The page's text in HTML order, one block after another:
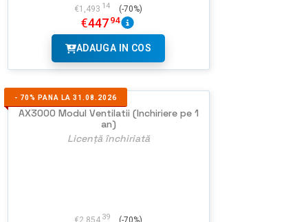
€1,493 14 (-70%)
€447 94
ADAUGA IN COS
- 70% PANA LA 31.08.2026
AX3000 Modul Ventilatii (Inchiriere pe 1
an)
Licență închiriată
€2,854 39 (-70%)